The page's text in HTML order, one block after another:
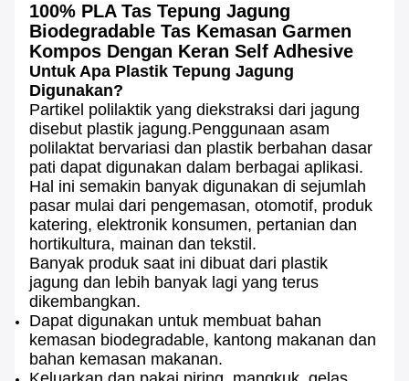
100% PLA Tas Tepung Jagung
Biodegradable Tas Kemasan Garmen
Kompos Dengan Keran Self Adhesive
Untuk Apa Plastik Tepung Jagung
Digunakan?
Partikel polilaktik yang diekstraksi dari jagung
disebut plastik jagung.Penggunaan asam
polilaktat bervariasi dan plastik berbahan dasar
pati dapat digunakan dalam berbagai aplikasi.
Hal ini semakin banyak digunakan di sejumlah
pasar mulai dari pengemasan, otomotif, produk
katering, elektronik konsumen, pertanian dan
hortikultura, mainan dan tekstil.
Banyak produk saat ini dibuat dari plastik
jagung dan lebih banyak lagi yang terus
dikembangkan.
Dapat digunakan untuk membuat bahan
kemasan biodegradable, kantong makanan dan
bahan kemasan makanan.